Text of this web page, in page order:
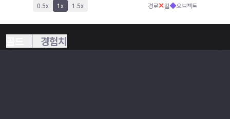
0.5x 1x 1.5x 경로✕킬◆오브젝트
경험치